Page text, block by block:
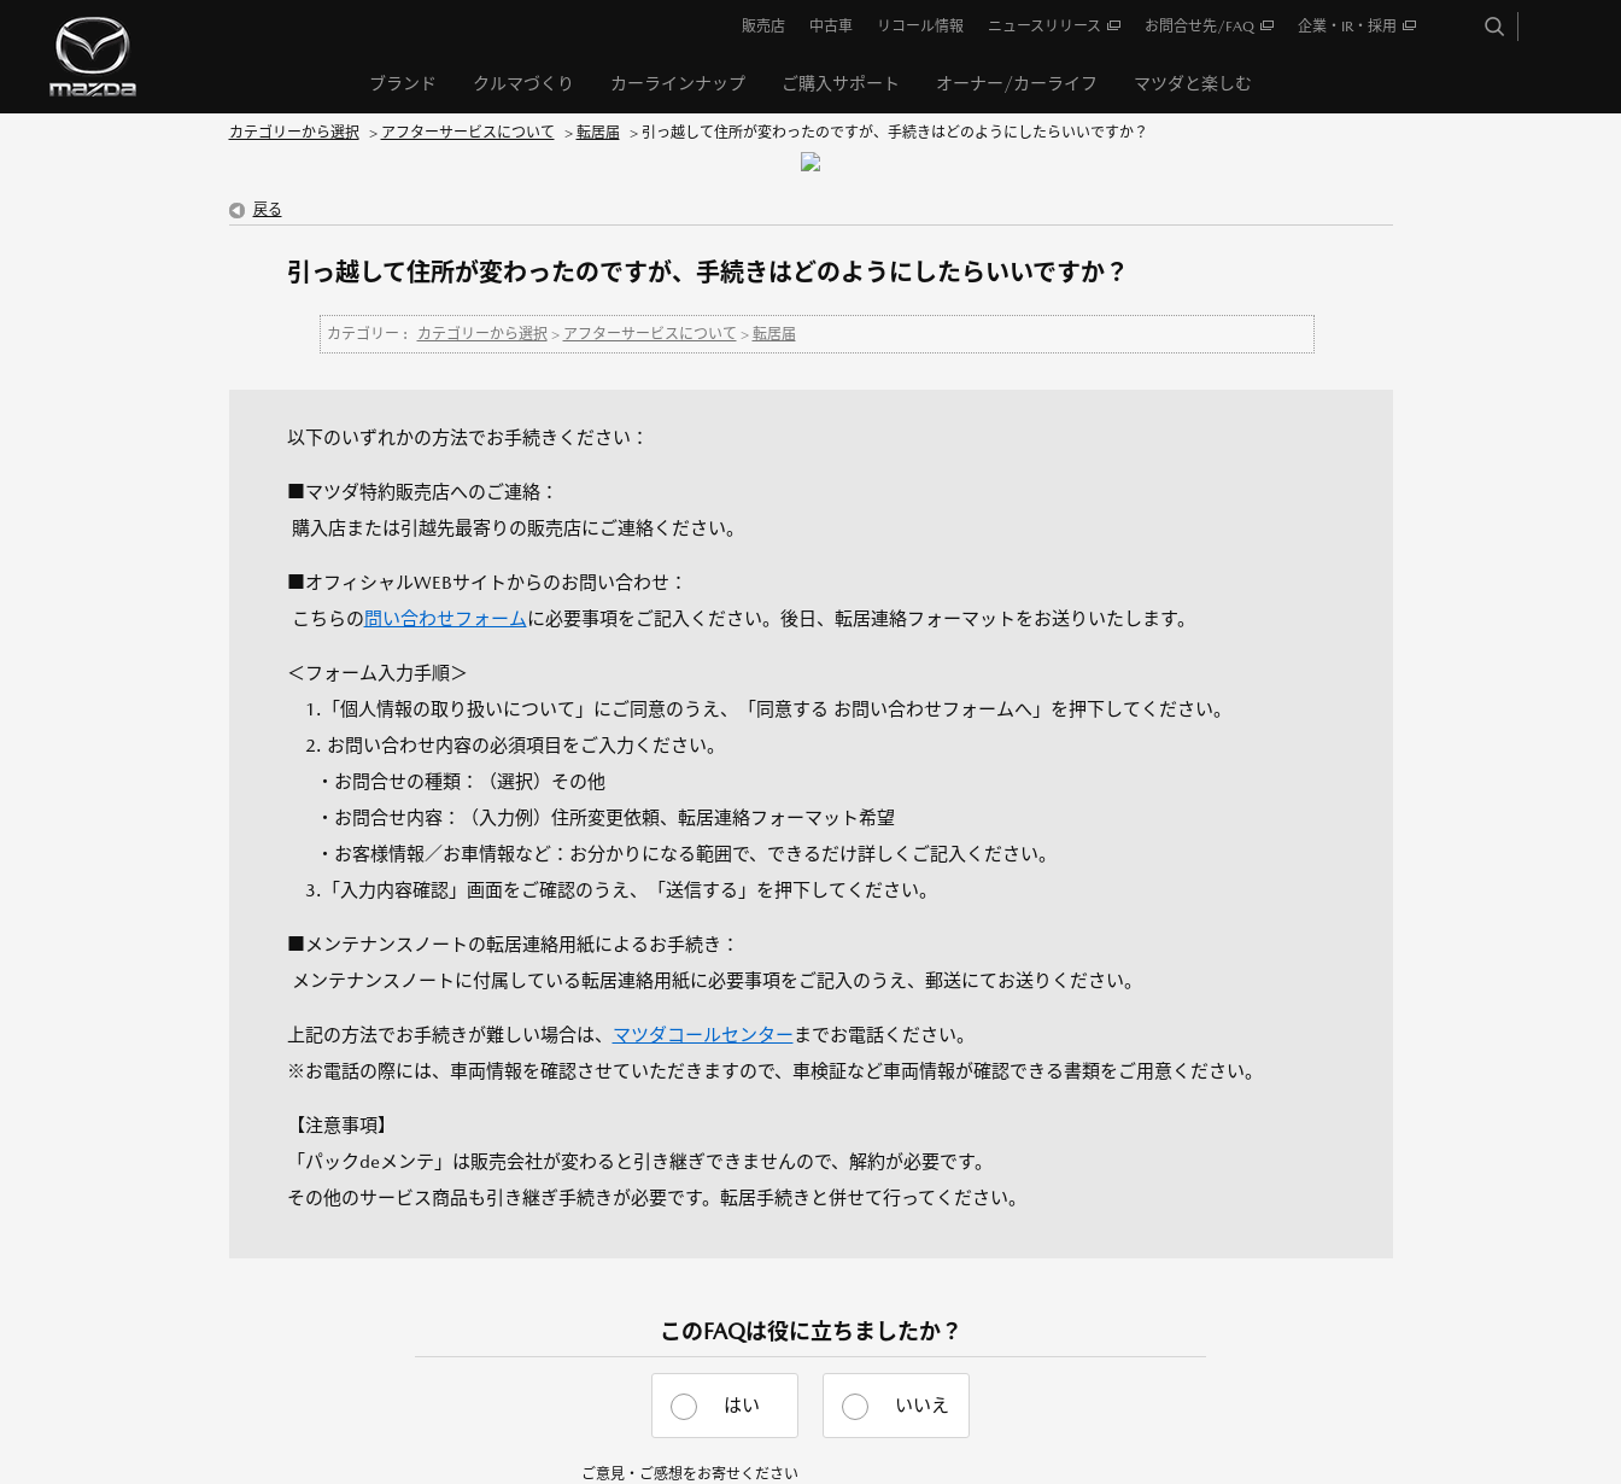
ブランド クルマづくり カーラインナップ ご購入サポート オーナー/カーライフ マツダと楽しむ
販売店 中古車 リコール情報 ニュースリリース お問合せ先/FAQ 企業・IR・採用
カテゴリーから選択 > アフターサービスについて > 転居届 > 引っ越して住所が変わったのですが、手続きはどのようにしたらいいですか？
戻る
引っ越して住所が変わったのですが、手続きはどのようにしたらいいですか？
カテゴリー : カテゴリーから選択 > アフターサービスについて > 転居届
以下のいずれかの方法でお手続きください：
■マツダ特約販売店へのご連絡：
購入店または引越先最寄りの販売店にご連絡ください。
■オフィシャルWEBサイトからのお問い合わせ：
こちらの問い合わせフォームに必要事項をご記入ください。後日、転居連絡フォーマットをお送りいたします。
＜フォーム入力手順＞
1.「個人情報の取り扱いについて」にご同意のうえ、「同意する お問い合わせフォームへ」を押下してください。
2. お問い合わせ内容の必須項目をご入力ください。
・お問合せの種類：（選択）その他
・お問合せ内容：（入力例）住所変更依頼、転居連絡フォーマット希望
・お客様情報／お車情報など：お分かりになる範囲で、できるだけ詳しくご記入ください。
3.「入力内容確認」画面をご確認のうえ、「送信する」を押下してください。
■メンテナンスノートの転居連絡用紙によるお手続き：
メンテナンスノートに付属している転居連絡用紙に必要事項をご記入のうえ、郵送にてお送りください。
上記の方法でお手続きが難しい場合は、 マツダコールセンターまでお電話ください。
※お電話の際には、車両情報を確認させていただきますので、車検証など車両情報が確認できる書類をご用意ください。
【注意事項】
「パックdeメンテ」は販売会社が変わると引き継ぎできませんので、解約が必要です。
その他のサービス商品も引き継ぎ手続きが必要です。転居手続きと併せて行ってください。
このFAQは役に立ちましたか？
はい いいえ
ご意見・ご感想をお寄せください